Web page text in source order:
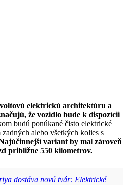
elektrickú architektúru a
že vozidlo bude k dispozícii
budú ponúkané čisto elektrické
alebo všetkých kolies s
variant by mal zároveň
približne 550 kilometrov.
dostáva novú tvár: Elektrické